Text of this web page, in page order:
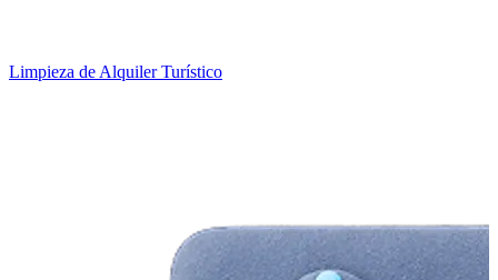
Limpieza de Alquiler Turístico